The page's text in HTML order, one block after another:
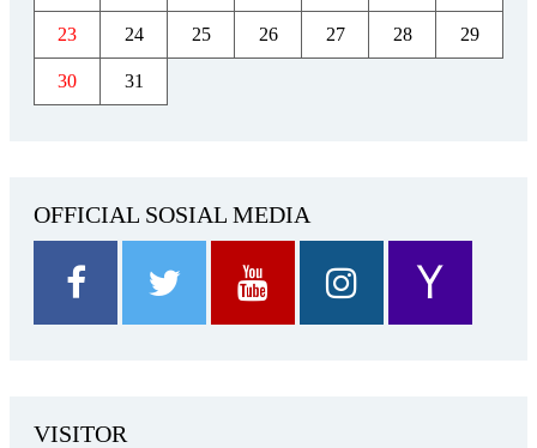
23 24 25 26 27 28 29
30 31
OFFICIAL SOSIAL MEDIA
VISITOR